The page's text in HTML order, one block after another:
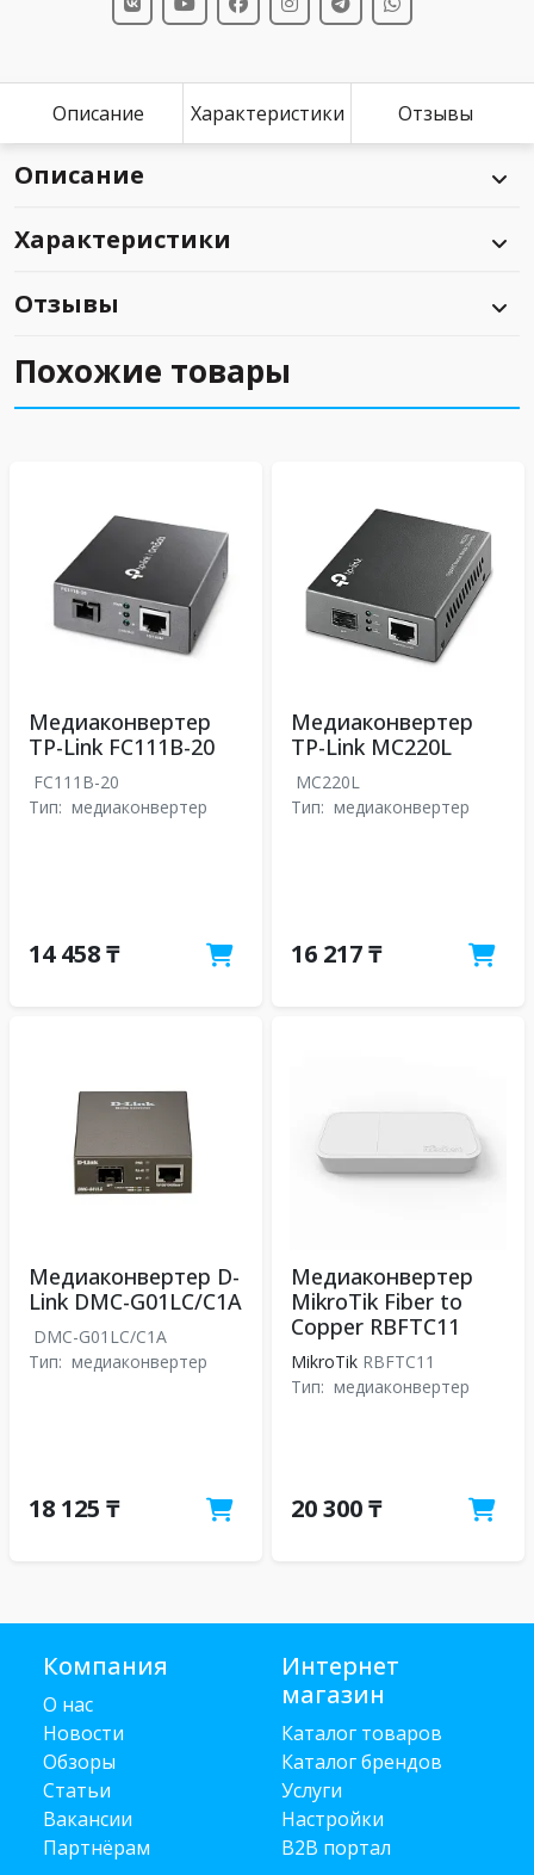
Описание Характеристики Отзывы
Описание
Характеристики
Отзывы
Похожие товары
Медиаконвертер
TP-Link FC111B-20
FC111B-20
Тип: медиаконвертер
14 458 ₸
Медиаконвертер
TP-Link MC220L
MC220L
Тип: медиаконвертер
16 217 ₸
Медиаконвертер D-
Link DMC-G01LC/C1A
DMC-G01LC/C1A
Тип: медиаконвертер
18 125 ₸
Медиаконвертер
MikroTik Fiber to
Copper RBFTC11
MikroTik RBFTC11
Тип: медиаконвертер
20 300 ₸
Компания
О нас
Новости
Обзоры
Статьи
Вакансии
Партнёрам
Интернет
магазин
Каталог товаров
Каталог брендов
Услуги
Настройки
B2B портал